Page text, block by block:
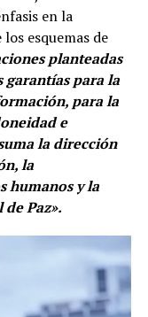
en la
esquemas de
planteadas
garantías para la
para la
e
la dirección
la
humanos y la
Paz».